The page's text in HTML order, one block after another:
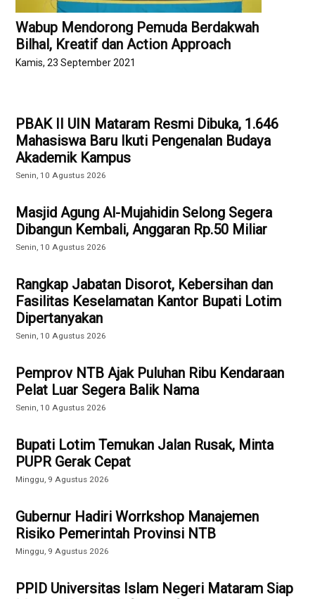
Wabup Mendorong Pemuda Berdakwah
Bilhal, Kreatif dan Action Approach
Kamis, 23 September 2021
PBAK II UIN Mataram Resmi Dibuka, 1.646
Mahasiswa Baru Ikuti Pengenalan Budaya
Akademik Kampus
Senin, 10 Agustus 2026
Masjid Agung Al-Mujahidin Selong Segera
Dibangun Kembali, Anggaran Rp.50 Miliar
Senin, 10 Agustus 2026
Rangkap Jabatan Disorot, Kebersihan dan
Fasilitas Keselamatan Kantor Bupati Lotim
Dipertanyakan
Senin, 10 Agustus 2026
Pemprov NTB Ajak Puluhan Ribu Kendaraan
Pelat Luar Segera Balik Nama
Senin, 10 Agustus 2026
Bupati Lotim Temukan Jalan Rusak, Minta
PUPR Gerak Cepat
Minggu, 9 Agustus 2026
Gubernur Hadiri Worrkshop Manajemen
Risiko Pemerintah Provinsi NTB
Minggu, 9 Agustus 2026
PPID Universitas Islam Negeri Mataram Siap